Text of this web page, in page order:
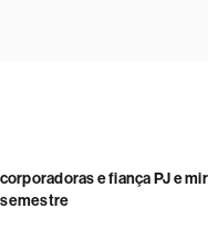
e fiança PJ e